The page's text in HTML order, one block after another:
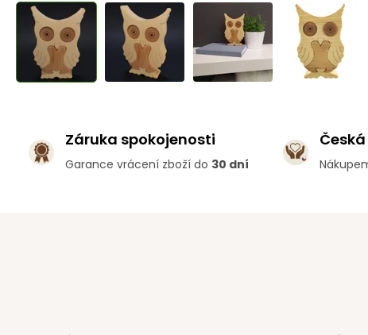
Záruka spokojenosti
Garance vrácení zboží do 30 dní